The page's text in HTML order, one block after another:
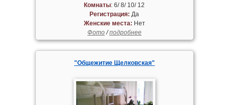
Комнаты: 6/ 8/ 10/ 12
Регистрация: Да
Женские места: Нет
Фото/подробнее
"Общежитие Щелковская"